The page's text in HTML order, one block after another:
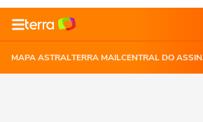
MAPA ASTRALTERRA MAILCENTRAL DO